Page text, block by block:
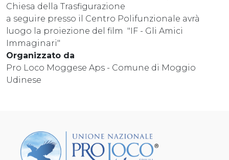
Chiesa della Trasfigurazione
a seguire presso il Centro Polifunzionale avrà
luogo la proiezione del film "IF - Gli Amici
Immaginari"
Organizzato da
Pro Loco Moggese Aps - Comune di Moggio
Udinese